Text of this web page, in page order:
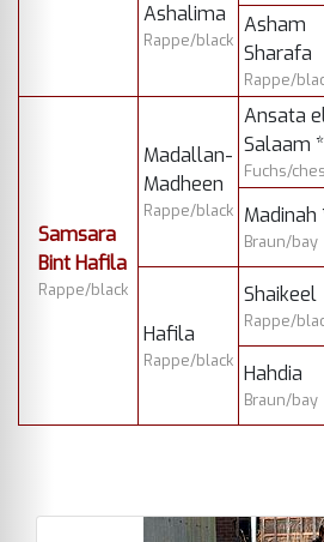
Ashalima
Rappe/black
Asham
Sharafa
Rappe/
Samsara
Bint Hafila
Rappe/black
Madallan-
Madheen
Rappe/black
Ansata
Salaam *
Fuchs/
Madinah
Braun/bay
Hafila
Rappe/black
Shaikeel
Rappe/
Hahdia
Braun/bay